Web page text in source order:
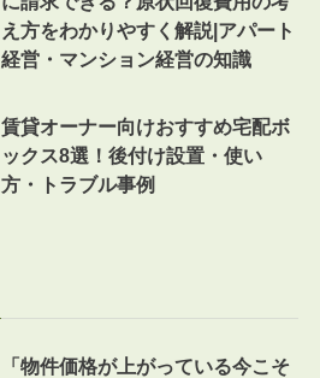
え方をわかりやすく解説|アパート
経営・マンション経営の知識
賃貸オーナー向けおすすめ宅配ボ
ックス8選！後付け設置・使い
方・トラブル事例
「物件価格が上がっている今こそ